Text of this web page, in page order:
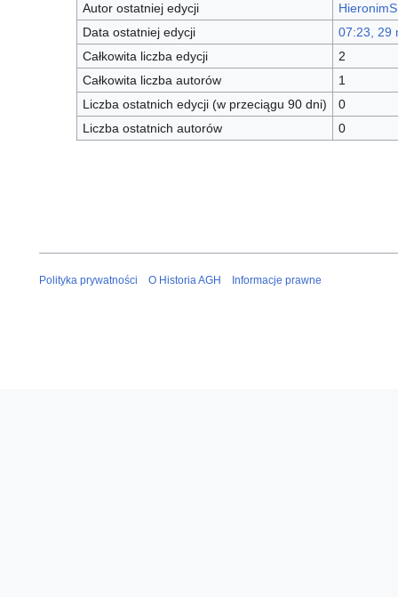
Autor ostatniej edycji
Data ostatniej edycji
07:23, 29
Całkowita liczba edycji
2
Całkowita liczba autorów
1
Liczba ostatnich edycji (w przeciągu 90 dni)
0
Liczba ostatnich autorów
0
Polityka prywatności O Historia AGH Informacje prawne